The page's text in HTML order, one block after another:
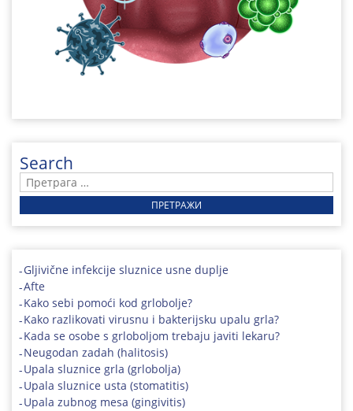
Search
Претрага
за:
Gljivične infekcije sluznice usne duplje
Afte
Kako sebi pomoći kod grlobolje?
Kako razlikovati virusnu i bakterijsku upalu grla?
Kada se osobe s grloboljom trebaju javiti lekaru?
Neugodan zadah (halitosis)
Upala sluznice grla (grlobolja)
Upala sluznice usta (stomatitis)
Upala zubnog mesa (gingivitis)